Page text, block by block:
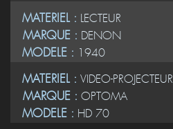
MATERIEL : LECTEUR
MARQUE : DENON
MODELE : 1940
MATERIEL : VIDEO-PROJECTEUR
MARQUE : OPTOMA
MODELE : HD 70